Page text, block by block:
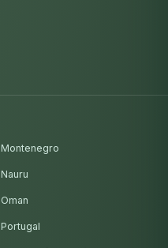
Montenegro
Nauru
Oman
Portugal